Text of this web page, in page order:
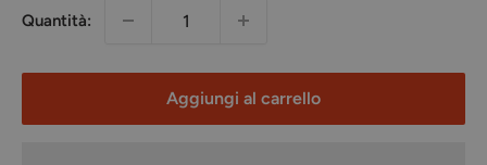
Quantità:
Aggiungi al carrello